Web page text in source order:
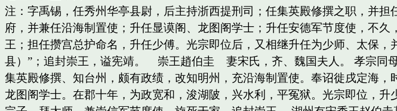
注：字禹锡，任秀州华亭县尉，后主持浙西提刑司；任集英殿修撰之职，并
府，并兼任沿海制置使；升任显谟阁、龙图阁学士；升任安德军节度使，不
王；担任攒宫总护命名，升任少傅。光宗即位后，又相继升任为少师、太保
县）”；追封崇王，谥宪靖。 崇王趙伯圭 妻宋氏，齐、魏国夫人。 孝宗同
集英殿修撰、知台州，颇有政绩，改知明州，充沿海制置使。奉诏徙戌定海
龙图阁学士。在郡十年，为政宽和，浚湖陂，兴水利，平冤狱。光宗即位，